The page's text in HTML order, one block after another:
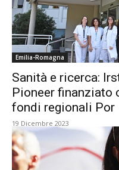
Emilia-Romagna
Sanità e ricerca:
Pioneer finanziato
fondi regionali Por
19 Dicembre 2023